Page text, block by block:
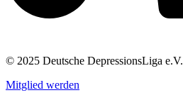
© 2025 Deutsche DepressionsLiga e.V.
Mitglied werden